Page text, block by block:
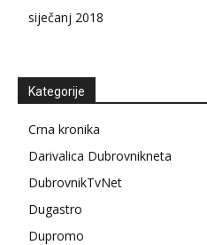
siječanj 2018
Kategorije
Crna kronika
Darivalica Dubrovnikneta
DubrovnikTvNet
Dugastro
Dupromo